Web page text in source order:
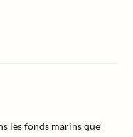
les fonds marins que